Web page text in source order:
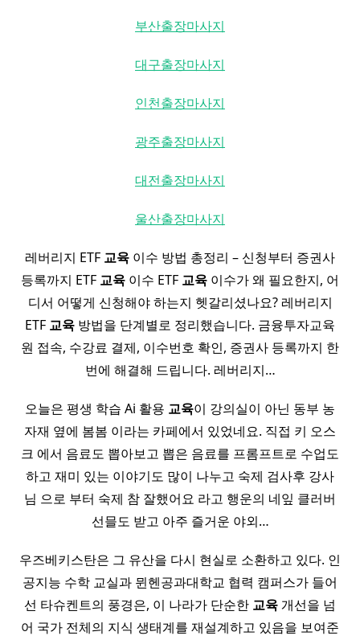
부산출장마사지
대구출장마사지
인천출장마사지
광주출장마사지
대전출장마사지
울산출장마사지
레버리지 ETF 교육 이수 방법 총정리 – 신청부터 증권사
등록까지 ETF 교육 이수 ETF 교육 이수가 왜 필요한지, 어
디서 어떻게 신청해야 하는지 헷갈리셨나요? 레버리지
ETF 교육 방법을 단계별로 정리했습니다. 금융투자교육
원 접속, 수강료 결제, 이수번호 확인, 증권사 등록까지 한
번에 해결해 드립니다. 레버리지…
오늘은 평생 학습 Ai 활용 교육이 강의실이 아닌 동부 농
자재 옆에 봄봄 이라는 카페에서 있었네요. 직접 키 오스
크 에서 음료도 뽑아보고 뽑은 음료를 프롬프트로 수업도
하고 재미 있는 이야기도 많이 나누고 숙제 검사후 강사
님 으로 부터 숙제 참 잘했어요 라고 행운의 네잎 클러버
선믈도 받고 아주 즐거운 야외…
우즈베키스탄은 그 유산을 다시 현실로 소환하고 있다. 인
공지능 수학 교실과 뮌헨공과대학교 협력 캠퍼스가 들어
선 타슈켄트의 풍경은, 이 나라가 단순한 교육개선을 넘
어 국가 전체의 지식 생태계를 재설계하고 있음을 보여준